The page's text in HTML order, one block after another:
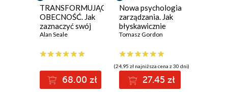
TRANSFORMUJĄCA
OBECNOŚĆ. Jak
zaznaczyć swój
wpływ w
zmieniającym się
Narzędzia,struktury
i modele
Alan Seale
68.00 zł
Nowa psychologia
zarządzania. Jak
błyskawicznie
zmotywować tych,
najmniej
Tomasz Gordon
(24,95 zł najniższa cena z 30 dni)
27.45 zł